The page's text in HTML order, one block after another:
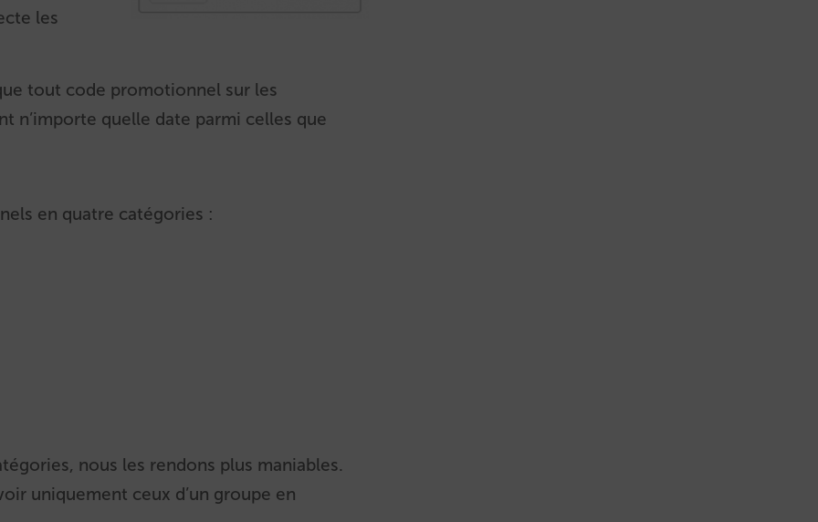
les
tout code promotionnel sur les
n’importe quelle date parmi celles que
en quatre catégories :
nous les rendons plus maniables.
uniquement ceux d’un groupe en